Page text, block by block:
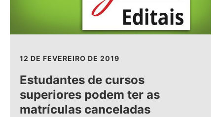
12 DE FEVEREIRO DE 2019
Estudantes de cursos
superiores podem ter as
matrículas canceladas